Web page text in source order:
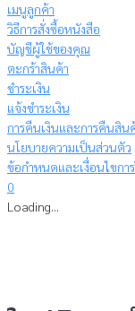
เมนูลูกค้า
วิธีการสั่งซื้อหนังสือ
บัญชีผู้ใช้ของคุณ
ตะกร้าสินค้า
ชำระเงิน
แจ้งชำระเงิน
การคืนเงินและการคืนสิน
นโยบายความเป็นส่วนตัว
ข้อกำหนดและเงื่อนไขกา
0
Loading...